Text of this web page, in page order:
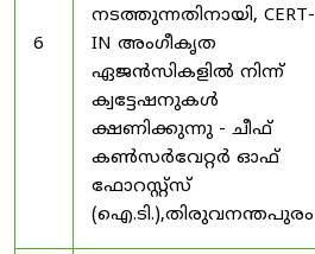
6
നടത്തുന്നതിനായി, CERT-
IN അംഗീകൃത
ഏജൻസികളിൽ നിന്ന്
ക്വട്ടേഷനുകൾ
ക്ഷണിക്കുന്നു - ചീഫ്
കൺസർവേറ്റർ ഓഫ്
ഫോറസ്റ്റ്സ്
(ഐ.ടി.),തിരുവനന്തപുരം